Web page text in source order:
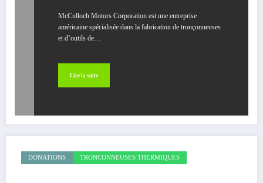
McCulloch Motors Corporation est une entreprise
américaine spécialisée dans la fabrication de tronçonneuses
et d’outils de…
Lire la suite
DONATIONS TRONCONNEUSES THERMIQUES